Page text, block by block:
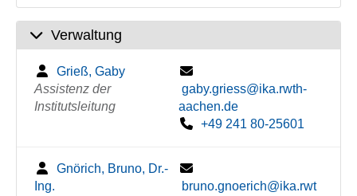
Verwaltung
Grieß, Gaby
Assistenz der
Institutsleitung
gaby.griess@ika.rwth-
aachen.de
+49 241 80-25601
Gnörich, Bruno, Dr.-
Ing.
bruno.gnoerich@ika.rwt